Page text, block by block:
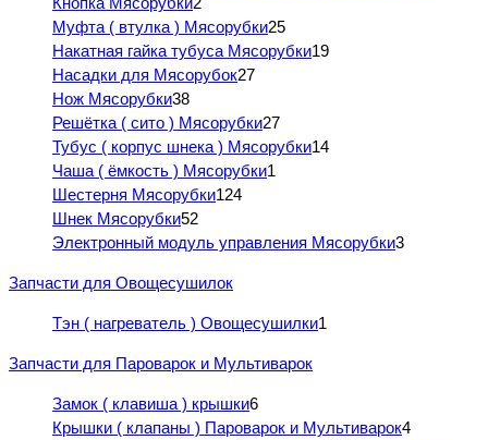
Муфта ( втулка ) Мясорубки25
Накатная гайка тубуса Мясорубки19
Насадки для Мясорубок27
Нож Мясорубки38
Решётка ( сито ) Мясорубки27
Тубус ( корпус шнека ) Мясорубки14
Чаша ( ёмкость ) Мясорубки1
Шестерня Мясорубки124
Шнек Мясорубки52
Электронный модуль управления Мясорубки3
Запчасти для Овощесушилок
Тэн ( нагреватель ) Овощесушилки1
Запчасти для Пароварок и Мультиварок
Замок ( клавиша ) крышки6
Крышки ( клапаны ) Пароварок и Мультиварок4